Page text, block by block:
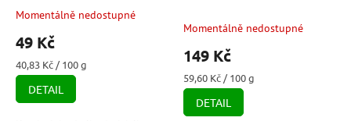
Průměrné
hodnocení
produktu
je
5,0
5
Momentálně nedostupné
49 Kč
Měrná
cena:
40,83 Kč / 100 g
DETAIL
Momentálně nedostupné
149 Kč
Měrná
cena:
59,60 Kč / 100 g
DETAIL